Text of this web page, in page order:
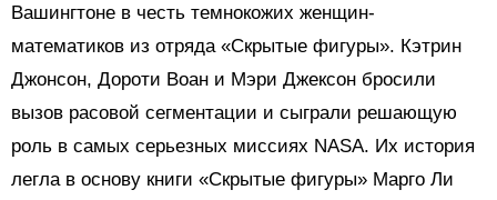
Вашингтоне в честь темнокожих женщин-
математиков из отряда «Скрытые фигуры». Кэтрин
Джонсон, Дороти Воан и Мэри Джексон бросили
вызов расовой сегментации и сыграли решающую
роль в самых серьезных миссиях NASA. Их история
легла в основу книги «Скрытые фигуры» Марго Ли